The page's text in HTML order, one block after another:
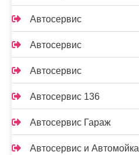
Автосервис
Автосервис
Автосервис
Автосервис 136
Автосервис Гараж
Автосервис и Автомойка